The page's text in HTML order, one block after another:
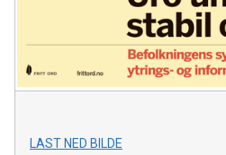
LAST NED BILDE